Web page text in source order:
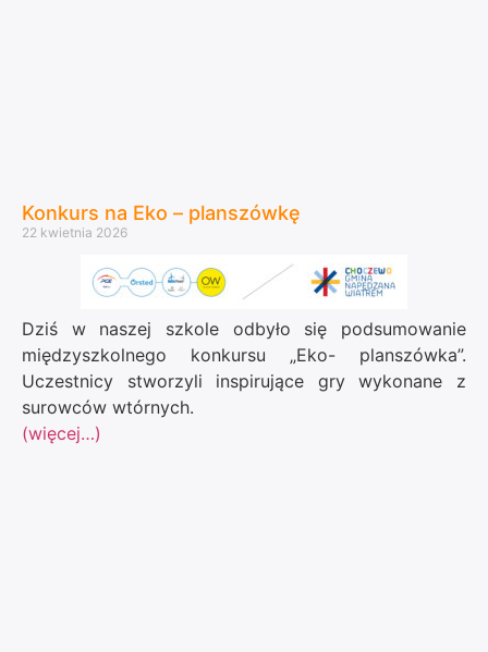
Konkurs na Eko – planszówkę
22 kwietnia 2026
Dziś w naszej szkole odbyło się podsumowanie
międzyszkolnego konkursu „Eko- planszówka”.
Uczestnicy stworzyli inspirujące gry wykonane z
surowców wtórnych.
(więcej…)